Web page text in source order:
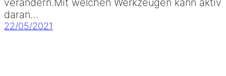
verändern.Mit welchen Werkzeugen kann aktiv
daran…
22/05/2021